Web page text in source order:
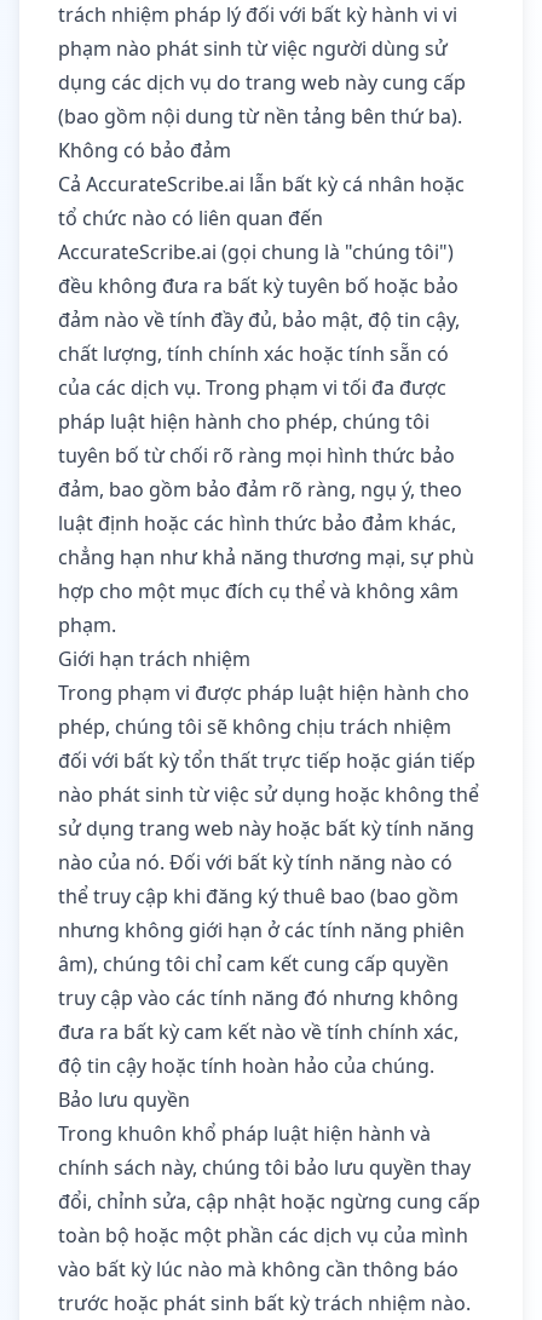
trách nhiệm pháp lý đối với bất kỳ hành vi vi
phạm nào phát sinh từ việc người dùng sử
dụng các dịch vụ do trang web này cung cấp
(bao gồm nội dung từ nền tảng bên thứ ba).
Không có bảo đảm
Cả AccurateScribe.ai lẫn bất kỳ cá nhân hoặc
tổ chức nào có liên quan đến
AccurateScribe.ai (gọi chung là "chúng tôi")
đều không đưa ra bất kỳ tuyên bố hoặc bảo
đảm nào về tính đầy đủ, bảo mật, độ tin cậy,
chất lượng, tính chính xác hoặc tính sẵn có
của các dịch vụ. Trong phạm vi tối đa được
pháp luật hiện hành cho phép, chúng tôi
tuyên bố từ chối rõ ràng mọi hình thức bảo
đảm, bao gồm bảo đảm rõ ràng, ngụ ý, theo
luật định hoặc các hình thức bảo đảm khác,
chẳng hạn như khả năng thương mại, sự phù
hợp cho một mục đích cụ thể và không xâm
phạm.
Giới hạn trách nhiệm
Trong phạm vi được pháp luật hiện hành cho
phép, chúng tôi sẽ không chịu trách nhiệm
đối với bất kỳ tổn thất trực tiếp hoặc gián tiếp
nào phát sinh từ việc sử dụng hoặc không thể
sử dụng trang web này hoặc bất kỳ tính năng
nào của nó. Đối với bất kỳ tính năng nào có
thể truy cập khi đăng ký thuê bao (bao gồm
nhưng không giới hạn ở các tính năng phiên
âm), chúng tôi chỉ cam kết cung cấp quyền
truy cập vào các tính năng đó nhưng không
đưa ra bất kỳ cam kết nào về tính chính xác,
độ tin cậy hoặc tính hoàn hảo của chúng.
Bảo lưu quyền
Trong khuôn khổ pháp luật hiện hành và
chính sách này, chúng tôi bảo lưu quyền thay
đổi, chỉnh sửa, cập nhật hoặc ngừng cung cấp
toàn bộ hoặc một phần các dịch vụ của mình
vào bất kỳ lúc nào mà không cần thông báo
trước hoặc phát sinh bất kỳ trách nhiệm nào.